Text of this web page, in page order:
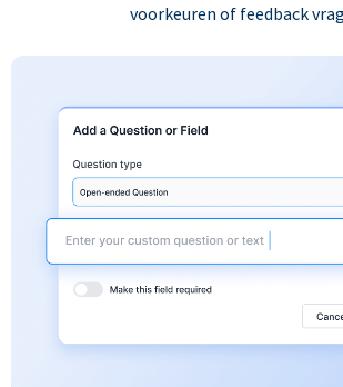
voorkeuren of feedback